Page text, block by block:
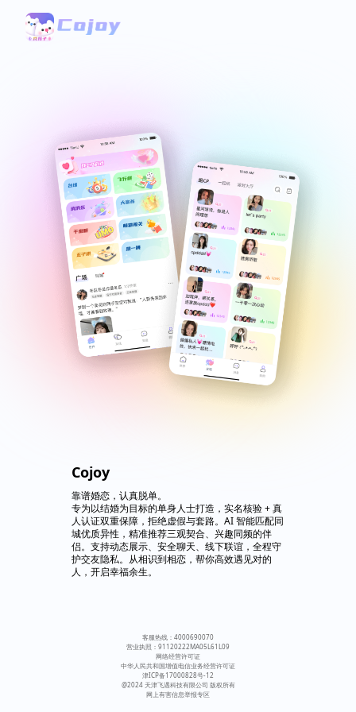
Cojoy
靠谱婚恋，认真脱单。
专为以结婚为目标的单身人士打造，实名核验 + 真
人认证双重保障，拒绝虚假与套路。AI 智能匹配同
城优质异性，精准推荐三观契合、兴趣同频的伴
侣。支持动态展示、安全聊天、线下联谊，全程守
护交友隐私。从相识到相恋，帮你高效遇见对的
人，开启幸福余生。
客服热线：4000690070
营业执照：91120222MA05L61L09
网络经营许可证
中华人民共和国增值电信业务经营许可证
津ICP备17000828号-12
@2024 天津飞遇科技有限公司 版权所有
网上有害信息举报专区